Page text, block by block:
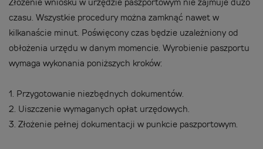
Złożenie wniosku w urzędzie paszportowym nie zajmuje dużo
czasu. Wszystkie procedury można zamknąć nawet w
kilkanaście minut. Poświęcony czas będzie uzależniony od
obłożenia urzędu w danym momencie. Wyrobienie paszportu
wymaga wykonania poniższych kroków:
1. Przygotowanie niezbędnych dokumentów.
2. Uiszczenie wymaganych opłat urzędowych.
3. Złożenie pełnej dokumentacji w punkcie paszportowym.